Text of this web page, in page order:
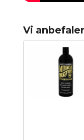
Vi